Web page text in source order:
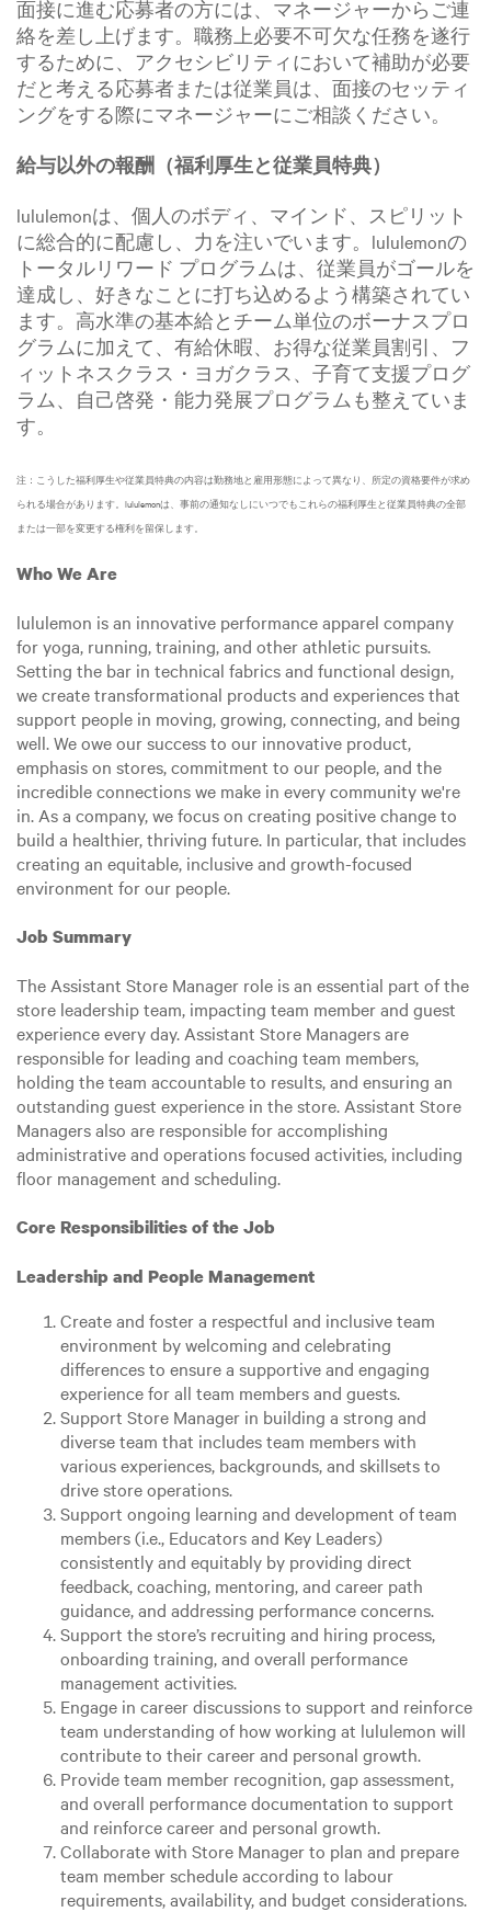
面接に進む応募者の方には、マネージャーからご連
絡を差し上げます。職務上必要不可欠な任務を遂行
するために、アクセシビリティにおいて補助が必要
だと考える応募者または従業員は、面接のセッティ
ングをする際にマネージャーにご相談ください。
給与以外の報酬（福利厚生と従業員特典）
lululemonは、個人のボディ、マインド、スピリット
に総合的に配慮し、力を注いでいます。lululemonの
トータルリワード プログラムは、従業員がゴールを
達成し、好きなことに打ち込めるよう構築されてい
ます。高水準の基本給とチーム単位のボーナスプロ
グラムに加えて、有給休暇、お得な従業員割引、フ
ィットネスクラス・ヨガクラス、子育て支援プログ
ラム、自己啓発・能力発展プログラムも整えていま
す。
注：こうした福利厚生や従業員特典の内容は勤務地と雇用形態によって異なり、所定の資格要件が求め
られる場合があります。lululemonは、事前の通知なしにいつでもこれらの福利厚生と従業員特典の全部
または一部を変更する権利を留保します。
Who We Are
lululemon is an innovative performance apparel company
for yoga, running, training, and other athletic pursuits.
Setting the bar in technical fabrics and functional design,
we create transformational products and experiences that
support people in moving, growing, connecting, and being
well. We owe our success to our innovative product,
emphasis on stores, commitment to our people, and the
incredible connections we make in every community we're
in. As a company, we focus on creating positive change to
build a healthier, thriving future. In particular, that includes
creating an equitable, inclusive and growth-focused
environment for our people.
Job Summary
The Assistant Store Manager role is an essential part of the
store leadership team, impacting team member and guest
experience every day. Assistant Store Managers are
responsible for leading and coaching team members,
holding the team accountable to results, and ensuring an
outstanding guest experience in the store. Assistant Store
Managers also are responsible for accomplishing
administrative and operations focused activities, including
floor management and scheduling.
Core Responsibilities of the Job
Leadership and People Management
Create and foster a respectful and inclusive team
environment by welcoming and celebrating
differences to ensure a supportive and engaging
experience for all team members and guests.
Support Store Manager in building a strong and
diverse team that includes team members with
various experiences, backgrounds, and skillsets to
drive store operations.
Support ongoing learning and development of team
members (i.e., Educators and Key Leaders)
consistently and equitably by providing direct
feedback, coaching, mentoring, and career path
guidance, and addressing performance concerns.
Support the store’s recruiting and hiring process,
onboarding training, and overall performance
management activities.
Engage in career discussions to support and reinforce
team understanding of how working at lululemon will
contribute to their career and personal growth.
Provide team member recognition, gap assessment,
and overall performance documentation to support
and reinforce career and personal growth.
Collaborate with Store Manager to plan and prepare
team member schedule according to labour
requirements, availability, and budget considerations.